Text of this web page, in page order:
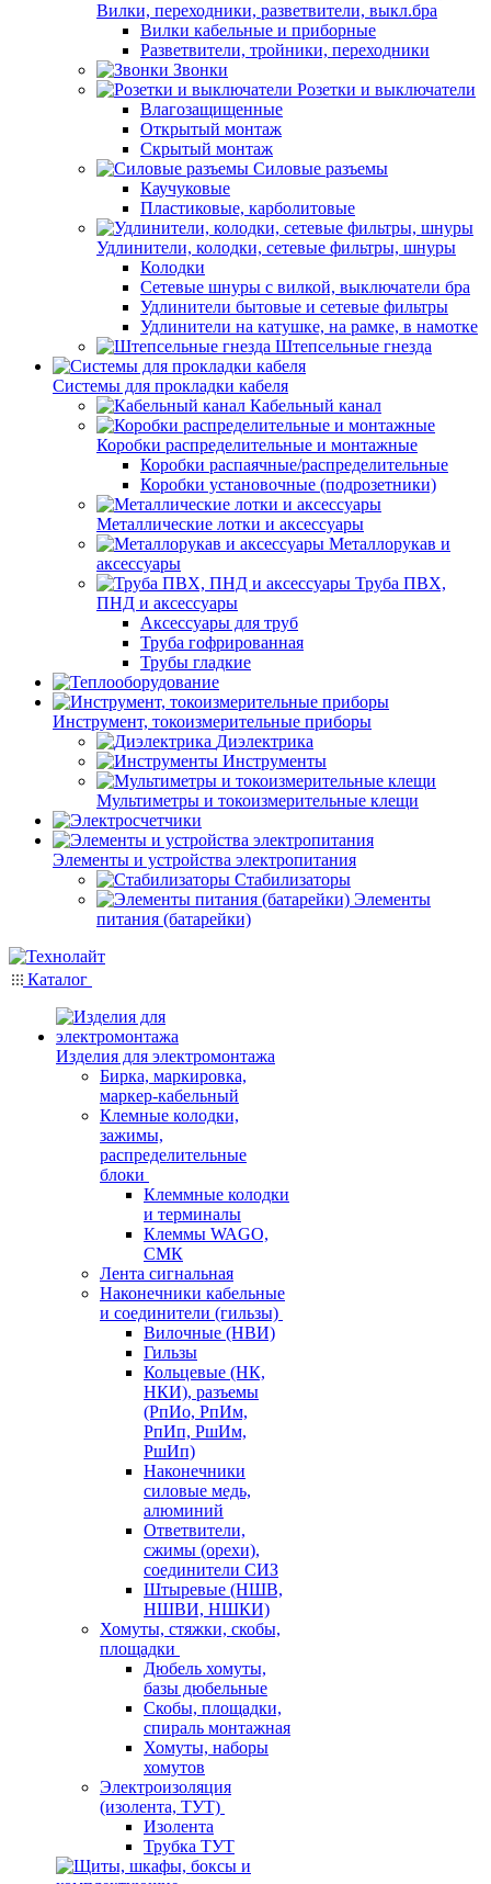
Вилки, переходники, разветвители, выкл.бра
Вилки кабельные и приборные
Разветвители, тройники, переходники
Звонки
Розетки и выключатели
Влагозащищенные
Открытый монтаж
Скрытый монтаж
Силовые разъемы
Каучуковые
Пластиковые, карболитовые
Удлинители, колодки, сетевые фильтры, шнуры
Колодки
Сетевые шнуры с вилкой, выключатели бра
Удлинители бытовые и сетевые фильтры
Удлинители на катушке, на рамке, в намотке
Штепсельные гнезда
Системы для прокладки кабеля
Кабельный канал
Коробки распределительные и монтажные
Коробки распаячные/распределительные
Коробки установочные (подрозетники)
Металлические лотки и аксессуары
Металлорукав и
аксессуары
Труба ПВХ,
ПНД и аксессуары
Аксессуары для труб
Труба гофрированная
Трубы гладкие
Инструмент, токоизмерительные приборы
Диэлектрика
Инструменты
Мультиметры и токоизмерительные клещи
Элементы и устройства электропитания
Стабилизаторы
Элементы
питания (батарейки)
Каталог
Изделия для электромонтажа
Бирка, маркировка,
маркер-кабельный
Клемные колодки,
зажимы,
распределительные
блоки
Клеммные колодки
и терминалы
Клеммы WAGO,
СМК
Лента сигнальная
Наконечники кабельные
и соединители (гильзы)
Вилочные (НВИ)
Гильзы
Кольцевые (НК,
НКИ), разъемы
(РпИо, РпИм,
РпИп, РшИм,
РшИп)
Наконечники
силовые медь,
алюминий
Ответвители,
сжимы (орехи),
соединители СИЗ
Штыревые (НШВ,
НШВИ, НШКИ)
Хомуты, стяжки, скобы,
площадки
Дюбель хомуты,
базы дюбельные
Скобы, площадки,
спираль монтажная
Хомуты, наборы
хомутов
Электроизоляция
(изолента, ТУТ)
Изолента
Трубка ТУТ